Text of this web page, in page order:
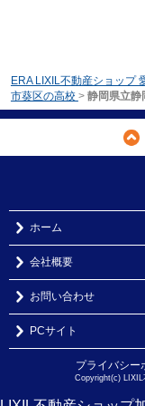
ERA LIXIL不動産ショップ
市葵区の高校 > 静岡県立静
ホーム
会社概要
お問い合わせ
PCサイト
プライバシー
Copyright(c) LIXIL